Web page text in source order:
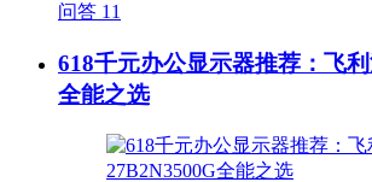
问答 11
618千元办公显示器推荐：飞
全能之选